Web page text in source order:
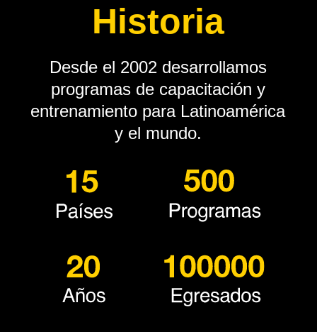
Historia
Desde el 2002 desarrollamos
programas de capacitación y
entrenamiento para Latinoamérica
y el mundo.